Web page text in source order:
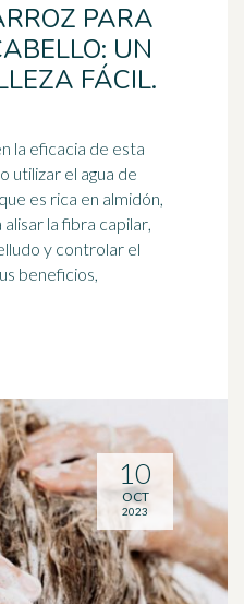
PARA
UN
FÁCIL.
la eficacia de esta
utilizar el agua de
es rica en almidón,
alisar la fibra capilar,
y controlar el
10
OCT
2023